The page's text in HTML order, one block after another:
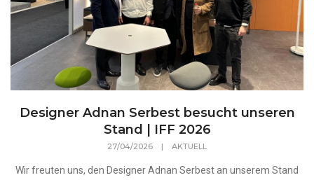
Designer Adnan Serbest besucht unseren
Stand | IFF 2026
27/04/2026 | AKTUELL
Wir freuten uns, den Designer Adnan Serbest an unserem Stand